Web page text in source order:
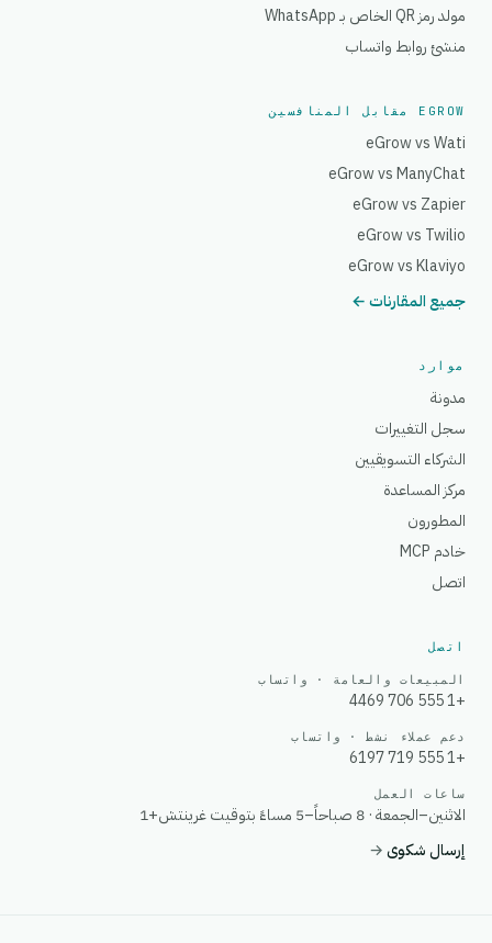
مولد رمز QR الخاص بـ WhatsApp
منشئ روابط واتساب
EGROW مقابل المنافسين
eGrow vs Wati
eGrow vs ManyChat
eGrow vs Zapier
eGrow vs Twilio
eGrow vs Klaviyo
جميع المقارنات ←
موارد
مدونة
سجل التغييرات
الشركاء التسويقيين
مركز المساعدة
المطورون
خادم MCP
اتصل
اتصل
المبيعات والعامة · واتساب
+1 555 706 4469
دعم عملاء نشط · واتساب
+1 555 719 6197
ساعات العمل
الاثنين–الجمعة · 8 صباحاً–5 مساءً بتوقيت غرينتش+1
إرسال شكوى→